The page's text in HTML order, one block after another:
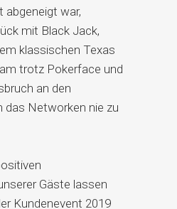
abgeneigt war,
mit Black Jack,
klassischen Texas
trotz Pokerface und
an den
das Networken nie zu
Gäste lassen
Kundenevent 2019